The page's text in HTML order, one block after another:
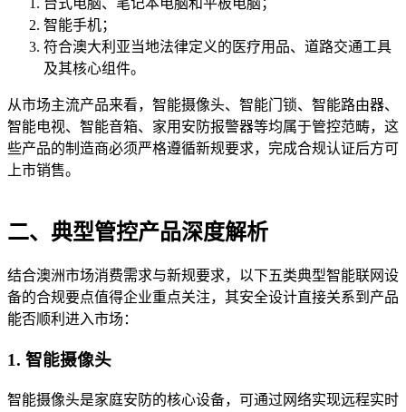
智能手机；
符合澳大利亚当地法律定义的医疗用品、道路交通工具
及其核心组件。
从市场主流产品来看，智能摄像头、智能门锁、智能路由器、
智能电视、智能音箱、家用安防报警器等均属于管控范畴，这
些产品的制造商必须严格遵循新规要求，完成合规认证后方可
上市销售。
二、典型管控产品深度解析
结合澳洲市场消费需求与新规要求，以下五类典型智能联网设
备的合规要点值得企业重点关注，其安全设计直接关系到产品
能否顺利进入市场：
1. 智能摄像头
智能摄像头是家庭安防的核心设备，可通过网络实现远程实时